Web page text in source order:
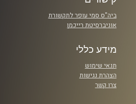
ביה"ס סמי עופר לתקשורת
אוניברסיטת רייכמן
מידע כללי
תנאי שימוש
הצהרת נגישות
צרו קשר